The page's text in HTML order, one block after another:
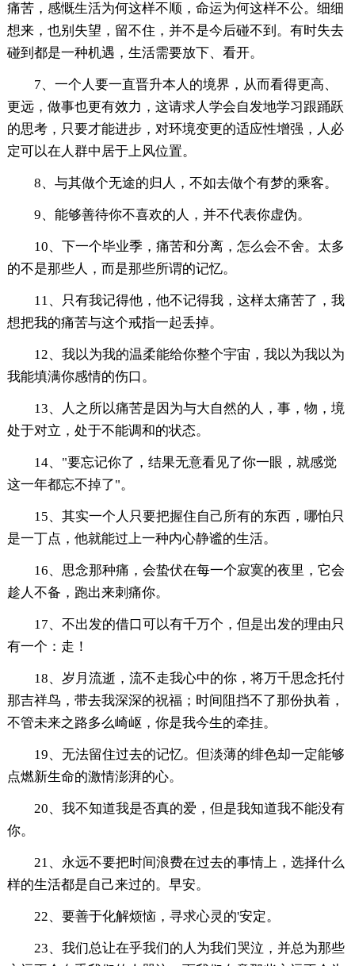
痛苦，感慨生活为何这样不顺，命运为何这样不公。细细
想来，也别失望，留不住，并不是今后碰不到。有时失去
碰到都是一种机遇，生活需要放下、看开。
7、一个人要一直晋升本人的境界，从而看得更高、
更远，做事也更有效力，这请求人学会自发地学习跟踊跃
的思考，只要才能进步，对环境变更的适应性增强，人必
定可以在人群中居于上风位置。
8、与其做个无途的归人，不如去做个有梦的乘客。
9、能够善待你不喜欢的人，并不代表你虚伪。
10、下一个毕业季，痛苦和分离，怎么会不舍。太多
的不是那些人，而是那些所谓的记忆。
11、只有我记得他，他不记得我，这样太痛苦了，我
想把我的痛苦与这个戒指一起丢掉。
12、我以为我的温柔能给你整个宇宙，我以为我以为
我能填满你感情的伤口。
13、人之所以痛苦是因为与大自然的人，事，物，境
处于对立，处于不能调和的状态。
14、"要忘记你了，结果无意看见了你一眼，就感觉
这一年都忘不掉了"。
15、其实一个人只要把握住自己所有的东西，哪怕只
是一丁点，他就能过上一种内心静谧的生活。
16、思念那种痛，会蛰伏在每一个寂寞的夜里，它会
趁人不备，跑出来刺痛你。
17、不出发的借口可以有千万个，但是出发的理由只
有一个：走！
18、岁月流逝，流不走我心中的你，将万千思念托付
那吉祥鸟，带去我深深的祝福；时间阻挡不了那份执着，
不管未来之路多么崎岖，你是我今生的牵挂。
19、无法留住过去的记忆。但淡薄的绯色却一定能够
点燃新生命的激情澎湃的心。
20、我不知道我是否真的爱，但是我知道我不能没有
你。
21、永远不要把时间浪费在过去的事情上，选择什么
样的生活都是自己来过的。早安。
22、要善于化解烦恼，寻求心灵的'安定。
23、我们总让在乎我们的人为我们哭泣，并总为那些